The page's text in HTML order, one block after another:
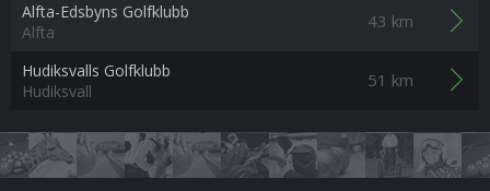
Alfta-Edsbyns Golfklubb
Alfta
43 km
Hudiksvalls Golfklubb
Hudiksvall
51 km